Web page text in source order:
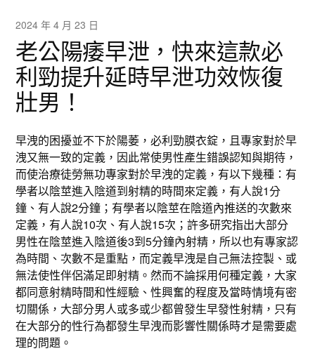
2024 年 4 月 23 日
老公陽痿早泄，快來這款必
利勁提升延時早泄功效恢復
壯男！
早洩的困擾並不下於陽萎，必利勁膜衣錠，且專家對於早
洩又無一致的定義，因此常使男性產生錯誤認知與期待，
而使治療徒勞無功專家對於早洩的定義，有以下幾種：有
學者以陰莖進入陰道到射精的時間來定義，有人說1分
鐘、有人說2分鐘；有學者以陰莖在陰道內推送的次數來
定義，有人說10次、有人說15次；許多研究指出大部分
男性在陰莖進入陰道後3到5分鐘內射精，所以也有專家認
為時間、次數不是重點，而定義早洩是自己無法控製、或
無法使性伴侶滿足即射精。然而不論採用何種定義，大家
都同意射精時間和性經驗、性興奮的程度及當時情境有密
切關係，大部分男人或多或少都曾發生早發性射精，只有
在大部分的性行為都發生早洩而影響性關係時才是需要處
理的問題。